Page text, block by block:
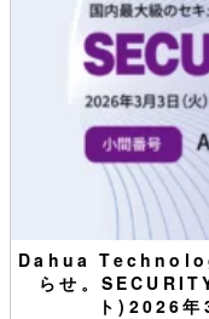
Dahua
らせ。
ト)2026